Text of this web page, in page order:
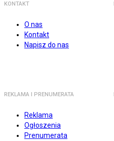
KONTAKT
O nas
Kontakt
Napisz do nas
REKLAMA I PRENUMERATA
Reklama
Ogłoszenia
Prenumerata